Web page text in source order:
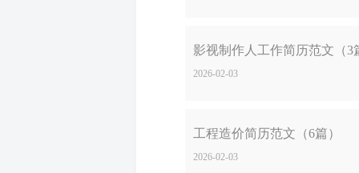
影视制作人工作简历范文（3
2026-02-03
工程造价简历范文（6篇）
2026-02-03